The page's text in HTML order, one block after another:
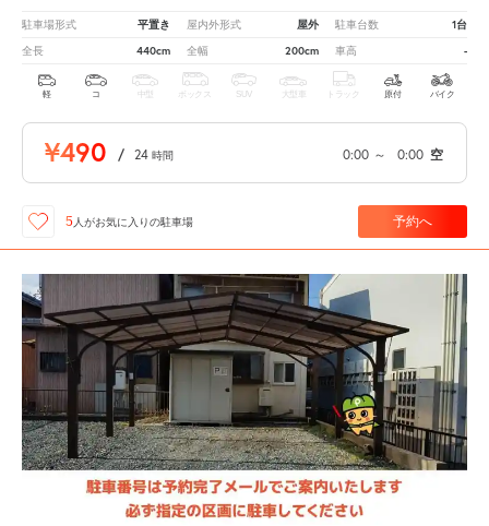
駐車場形式 平置き 屋内外形式 屋外 駐車台数 1台
全長 440cm 全幅 200cm 車高 -
軽 コ 中型 ボックス SUV 大型車 トラック 原付 バイク
¥490 / 24 時間 0:00 ～ 0:00 空
5 人がお気に入りの駐車場 予約へ